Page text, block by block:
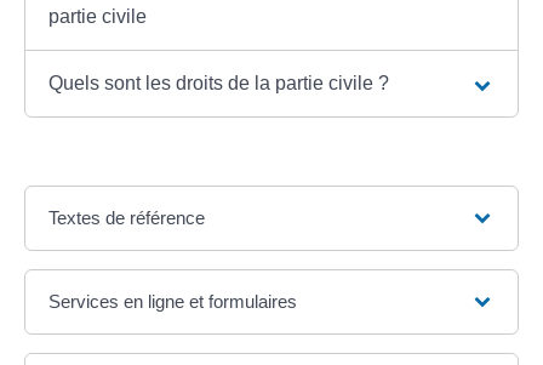
partie civile
Quels sont les droits de la partie civile ?
Textes de référence
Services en ligne et formulaires